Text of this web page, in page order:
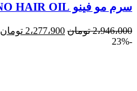
سرم مو فینو FINO HAIR OIL حجم70ml اصل
2،946،000 تومان 2،277،900 تومان
-23%